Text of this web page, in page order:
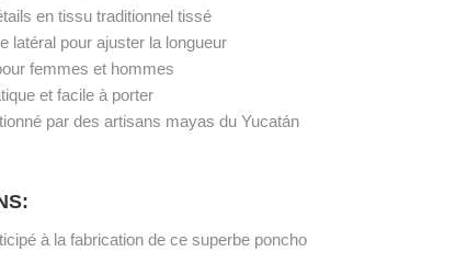
en tissu traditionnel tissé
latéral pour ajuster la longueur
femmes et hommes
et facile à porter
par des artisans mayas du Yucatán
à la fabrication de ce superbe poncho